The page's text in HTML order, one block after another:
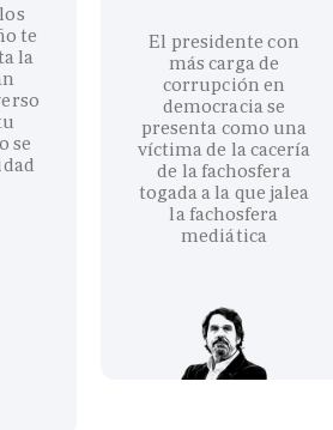
te
la
se
El presidente con
más carga de
corrupción en
democracia se
presenta como una
víctima de la cacería
de la fachosfera
togada a la que jalea
la fachosfera
mediática